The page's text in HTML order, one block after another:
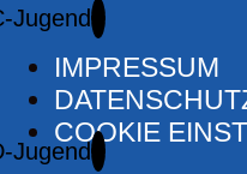
Jugend
Jugend
IMPRESSUM
COOKIE